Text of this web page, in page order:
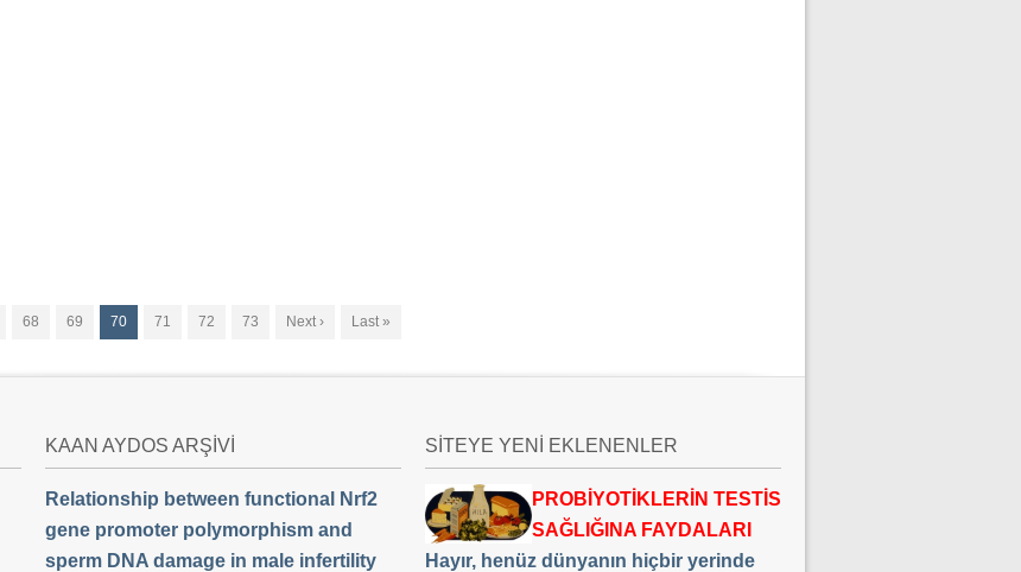
68 69 70 71 72 73 Next › Last »
KAAN AYDOS ARŞİVİ
Relationship between functional Nrf2
gene promoter polymorphism and
sperm DNA damage in male infertility
SİTEYE YENİ EKLENENLER
PROBİYOTİKLERİN TESTİS
SAĞLIĞINA FAYDALARI
Hayır, henüz dünyanın hiçbir yerinde